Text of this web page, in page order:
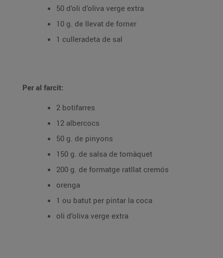
50 d’oli d’oliva verge extra
10 g. de llevat de forner
1 culleradeta de sal
Per al farcit:
2 botifarres
12 albercocs
50 g. de pinyons
150 g. de salsa de tomàquet
200 g. de formatge ratllat cremós
orenga
1 ou batut per pintar la coca
oli d’oliva verge extra